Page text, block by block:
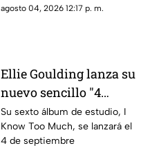
lanzamiento el 9 de octubre
agosto 04, 2026 12:17 p. m.
Ellie Goulding lanza su
nuevo sencillo "4
seasons"
Su sexto álbum de estudio, I
Know Too Much, se lanzará el
4 de septiembre